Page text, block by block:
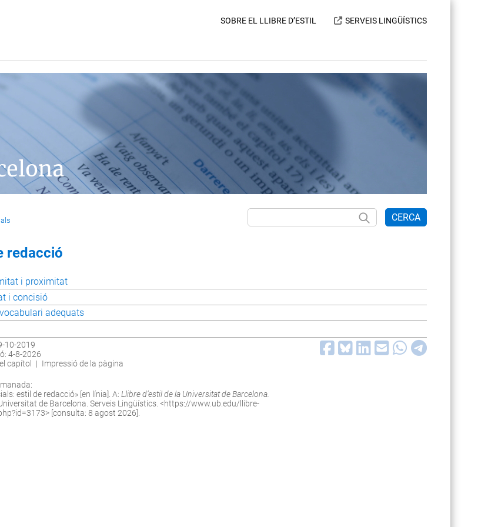
SOBRE EL LLIBRE D’ESTIL SERVEIS LINGÜÍSTICS
CERCA
redacció
i proximitat
i concisió
adequats
10-2019
4-8-2026
capítol
| Impressió de la pàgina
estil de redacció» [en línia]. A: Llibre d’estil de la Universitat de Barcelona.
de Barcelona. Serveis Lingüístics. <https://www.ub.edu/llibre-
> [consulta: 8 agost 2026].